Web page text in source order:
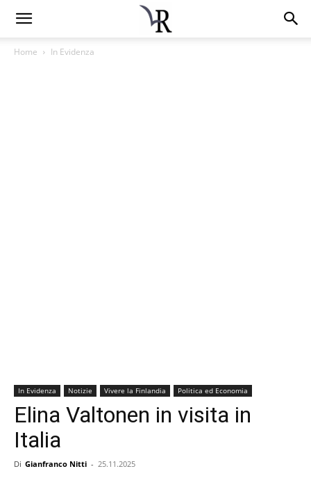
Home In Evidenza
In Evidenza Notizie Vivere la Finlandia Politica ed Economia
Elina Valtonen in visita in
Italia
Di Gianfranco Nitti - 25.11.2025